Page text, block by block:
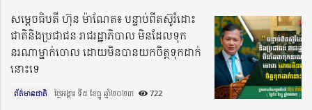
សម្តេចធិបតី ហ៊ុន ម៉ាណែត៖ បន្ទាប់ពីតស៊ូរំដោះ
ជាតិនិងប្រជាជន រាជរដ្ឋាភិបាល មិនដែលទុក
នរណាម្នាក់ចោល ដោយមិនបានយកចិត្តទុកដាក់
នោះទេ
ព័ត៌មានជាតិ ថ្ងៃអង្គារ ទី៥ ខែធ្នូ ឆ្នាំ២០២៣​ 722